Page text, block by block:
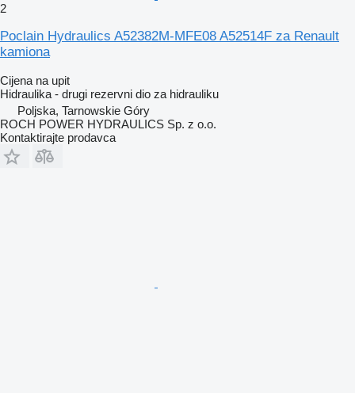
2
Poclain Hydraulics A52382M-MFE08 A52514F za Renault
kamiona
Cijena na upit
Hidraulika - drugi rezervni dio za hidrauliku
Poljska, Tarnowskie Góry
ROCH POWER HYDRAULICS Sp. z o.o.
Kontaktirajte prodavca